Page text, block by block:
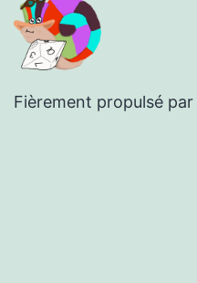
Fièrement propulsé par